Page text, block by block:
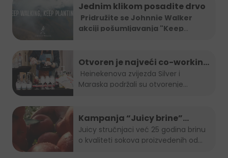
Jednim klikom posadite drvo
Pridružite se Johnnie Walker
akciji pošumljavanja "Keep
Otvoren je najveći co-working
space u Sarajevu!
Maraska podržali su otvorenje...
Kampanja “Juicy brine”
predstavlja omiljeni voćni sok
u inovativnom i održivom
Juicy stručnjaci već 25 godina brinu
o kvaliteti sokova proizvedenih od